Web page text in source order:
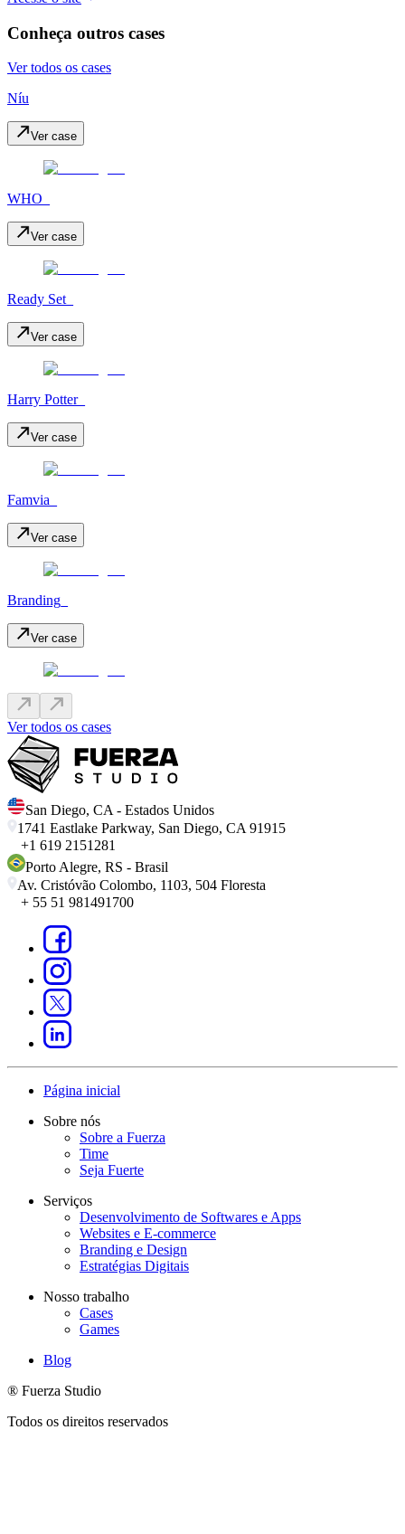
Conheça outros cases
Ver todos os cases
Níu
Ver case
WHO_
Ver case
Ready Set_
Ver case
Harry Potter_
Ver case
Famvia_
Ver case
Branding_
Ver case
Ver todos os cases
San Diego, CA - Estados Unidos
1741 Eastlake Parkway, San Diego, CA 91915
+1 619 2151281
Porto Alegre, RS - Brasil
Av. Cristóvão Colombo, 1103, 504 Floresta
+ 55 51 981491700
Página inicial
Sobre nós
Sobre a Fuerza
Time
Seja Fuerte
Serviços
Desenvolvimento de Softwares e Apps
Websites e E-commerce
Branding e Design
Estratégias Digitais
Nosso trabalho
Cases
Games
Blog
® Fuerza Studio
Todos os direitos reservados